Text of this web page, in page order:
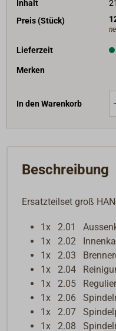
Inhalt
Preis (Stück)
Lieferzeit
Merken
In den Warenkorb
Beschreibung
Ersatzteilset groß
1x 2.01
1x 2.02
1x 2.03
1x 2.04
1x 2.05
1x 2.06
1x 2.07
1x 2.08